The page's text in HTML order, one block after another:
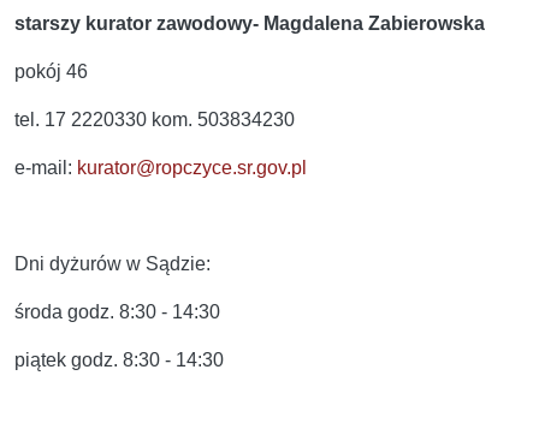
starszy kurator zawodowy- Magdalena Zabierowska
pokój 46
tel. 17 2220330 kom. 503834230
e-mail: kurator@ropczyce.sr.gov.pl
Dni dyżurów w Sądzie:
środa godz. 8:30 - 14:30
piątek godz. 8:30 - 14:30